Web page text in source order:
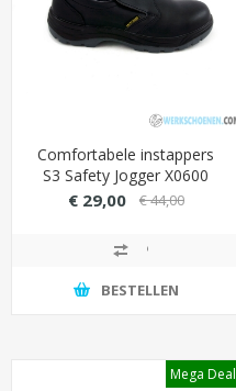
Comfortabele instappers
S3 Safety Jogger X0600
met SJ Green inlegzool
€ 29,00 € 44,00
BESTELLEN
Mega Deal